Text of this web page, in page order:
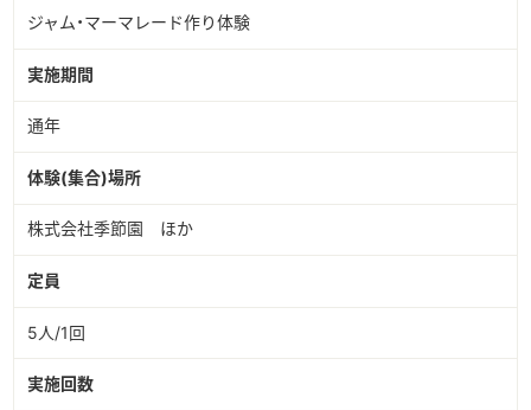
ジャム・マーマレード作り体験
実施期間
通年
体験(集合)場所
株式会社季節園 ほか
定員
5人/1回
実施回数